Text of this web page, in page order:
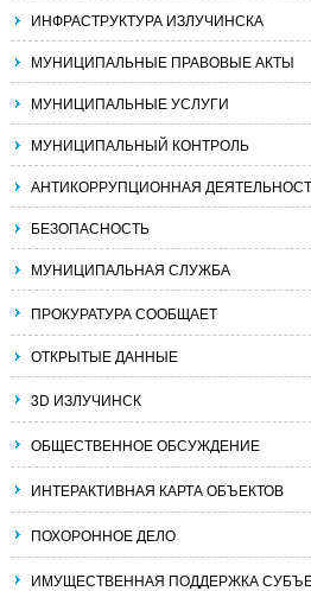
ИНФРАСТРУКТУРА ИЗЛУЧИНСКА
МУНИЦИПАЛЬНЫЕ ПРАВОВЫЕ АКТЫ
МУНИЦИПАЛЬНЫЕ УСЛУГИ
МУНИЦИПАЛЬНЫЙ КОНТРОЛЬ
АНТИКОРРУПЦИОННАЯ
БЕЗОПАСНОСТЬ
МУНИЦИПАЛЬНАЯ СЛУЖБА
ПРОКУРАТУРА СООБЩАЕТ
ОТКРЫТЫЕ ДАННЫЕ
3D ИЗЛУЧИНСК
ОБЩЕСТВЕННОЕ ОБСУЖДЕНИЕ
ИНТЕРАКТИВНАЯ КАРТА ОБЪЕКТОВ
ПОХОРОННОЕ ДЕЛО
ИМУЩЕСТВЕННАЯ ПОДДЕРЖКА